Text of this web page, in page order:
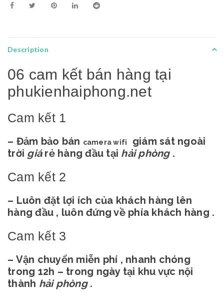
Description
06 cam kết bán hàng tại
phukienhaiphong.net
Cam kết 1
– Đảm bảo bán camera wifi
giám sát ngoài
trời giárẻ hàng đầu tại hải phòng.
Cam kết 2
– Luôn đặt lợi ích của khách hàng lên
hàng đầu , luôn đứng về phía khách hàng .
Cam kết 3
– Vận chuyển miễn phí , nhanh chóng
trong 12h – trong ngày tại khu vực nội
thành hải phòng.